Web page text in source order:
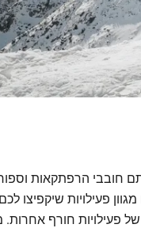
חובבי הרפתקאות
פעילויות
פעילויות חורף